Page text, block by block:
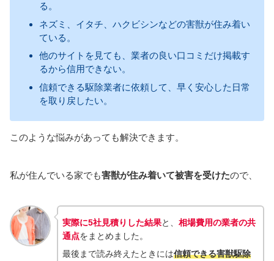
る。
ネズミ、イタチ、ハクビシンなどの害獣が住み着い
ている。
他のサイトを見ても、業者の良い口コミだけ掲載す
るから信用できない。
信頼できる駆除業者に依頼して、早く安心した日常
を取り戻したい。
このような悩みがあっても解決できます。
私が住んでいる家でも害獣が住み着いて被害を受けたので、
実際に5社見積りした結果と、 相場費用の業者の共
通点をまとめました。
最後まで読み終えたときには信頼できる害獣駆除